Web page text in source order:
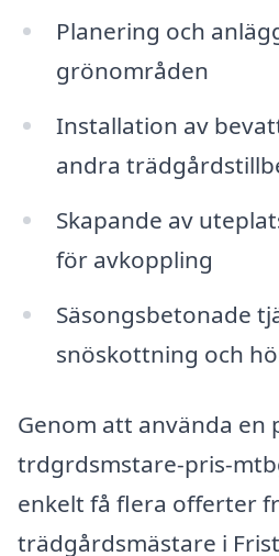
Planering och
grönområden
Installation av
andra
Skapande av
för avkoppling
Säsongsbetonade
snöskottning och
Genom att använda en
trdgrdsmstare-pris-
enkelt få flera offerter
trädgårdsmästare i